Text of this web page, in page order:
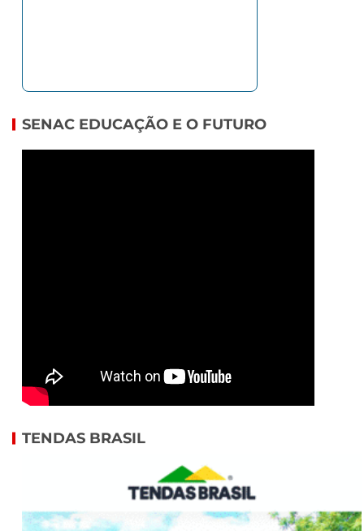
SENAC EDUCAÇÃO E O FUTURO
TENDAS BRASIL